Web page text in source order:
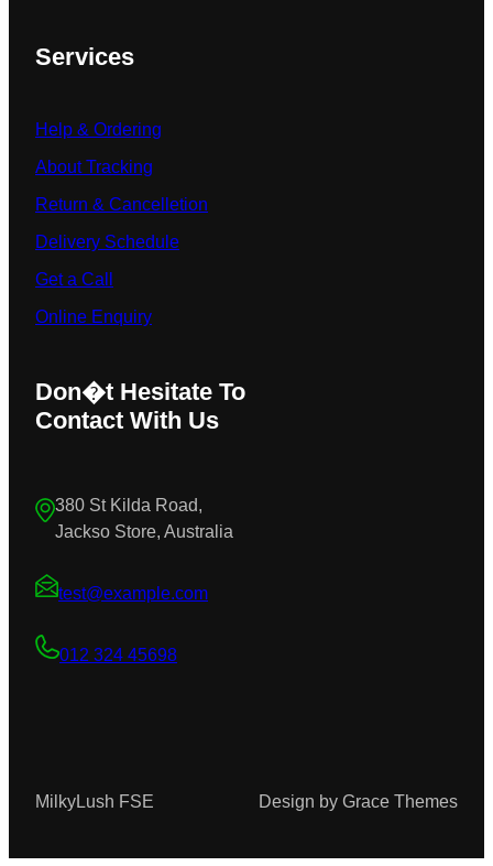
Services
Help & Ordering
About Tracking
Return & Cancelletion
Delivery Schedule
Get a Call
Online Enquiry
Don�t Hesitate To
Contact With Us
380 St Kilda Road,
Jackso Store, Australia
test@example.com
012 324 45698
MilkyLush FSE Design by Grace Themes